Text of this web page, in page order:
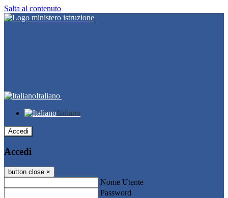
Salta al contenuto
Italiano
Italiano
Accedi
Accedi
button close ×
Nome Utente
Password